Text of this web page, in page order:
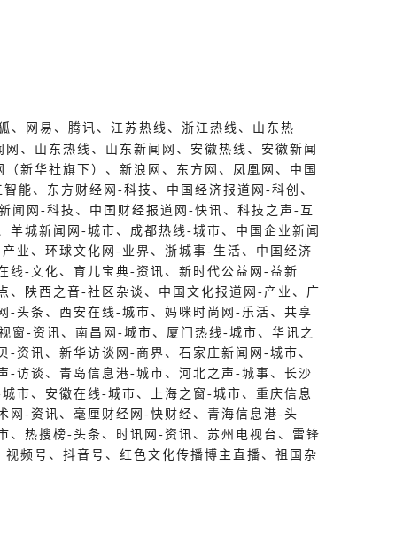
、网易、腾讯、江苏热线、浙江热线、山东热
、山东热线、山东新闻网、安徽热线、安徽新闻
新华社旗下）、新浪网、东方网、凤凰网、中国
能、东方财经网-科技、中国经济报道网-科创、
闻网-科技、中国财经报道网-快讯、科技之声-互
城新闻网-城市、成都热线-城市、中国企业新闻
业、环球文化网-业界、浙城事-生活、中国经济
线-文化、育儿宝典-资讯、新时代公益网-益新
、陕西之音-社区杂谈、中国文化报道网-产业、广
-头条、西安在线-城市、妈咪时尚网-乐活、共享
窗-资讯、南昌网-城市、厦门热线-城市、华讯之
资讯、新华访谈网-商界、石家庄新闻网-城市、
-访谈、青岛信息港-城市、河北之声-城事、长沙
市、安徽在线-城市、上海之窗-城市、重庆信息
网-资讯、毫厘财经网-快财经、青海信息港-头
热搜榜-头条、时讯网-资讯、苏州电视台、雷锋
频号、抖音号、红色文化传播博主直播、祖国杂